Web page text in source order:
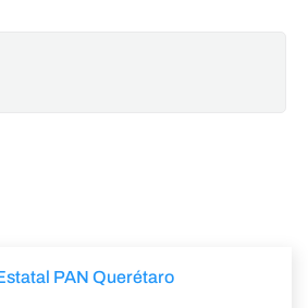
PAN Querétaro